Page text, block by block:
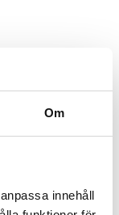
Om
innehåll
elegans
åren.
rad förmåner
fjortonde
en
som blir